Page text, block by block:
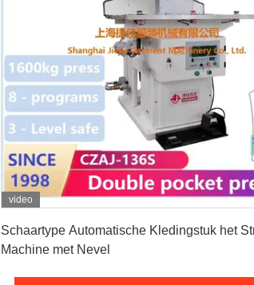
video
Schaartype Automatische Kledingstuk het
Machine met Nevel